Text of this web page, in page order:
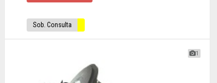
Sob. Consulta
1